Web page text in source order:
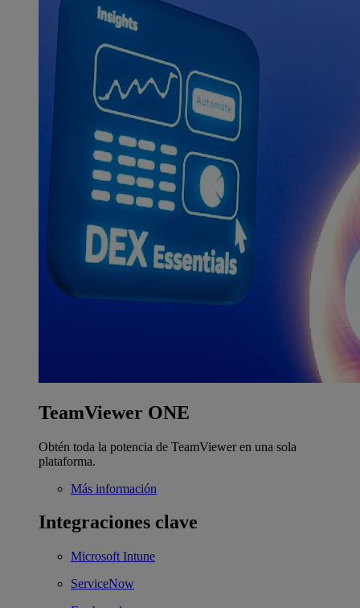
TeamViewer ONE
Obtén toda la potencia de TeamViewer en una sola
plataforma.
Más información
Integraciones clave
Microsoft Intune
ServiceNow